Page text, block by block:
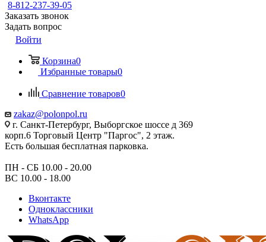
8-812-237-39-05
Заказать звонок
Задать вопрос
Войти
Корзина0
Избранные товары0
Сравнение товаров0
zakaz@polonpol.ru
г. Санкт-Петербург, Выборгское шоссе д 369
корп.6 Торговый Центр "Паргос", 2 этаж.
Есть большая бесплатная парковка.
ПН - СБ 10.00 - 20.00
ВС 10.00 - 18.00
Вконтакте
Одноклассники
WhatsApp